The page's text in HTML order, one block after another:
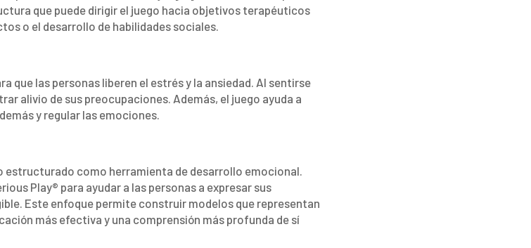
que puede dirigir el juego hacia objetivos terapéuticos
o el desarrollo de habilidades sociales.
que las personas liberen el estrés y la ansiedad. Al sentirse
alivio de sus preocupaciones. Además, el juego ayuda a
y regular las emociones.
estructurado como herramienta de desarrollo emocional.
Play® para ayudar a las personas a expresar sus
Este enfoque permite construir modelos que representan
más efectiva y una comprensión más profunda de sí